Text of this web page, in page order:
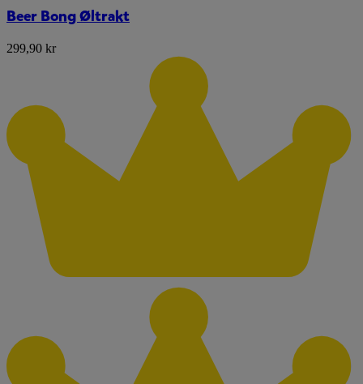
Beer Bong Øltrakt
299,90 kr